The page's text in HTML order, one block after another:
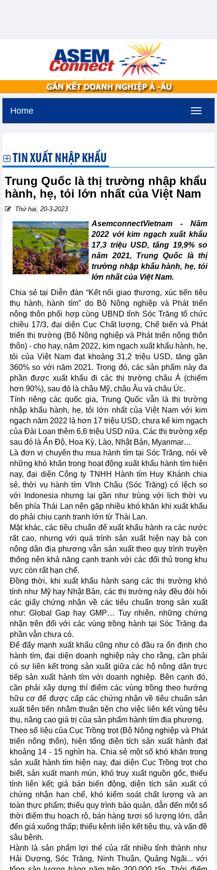
Home
TIN XUẤT NHẬP KHẨU
Trung Quốc là thị trường nhập khẩu
hành, hẹ, tỏi lớn nhất của Việt Nam
Thứ hai, 20-3-2023
AsemconnectVietnam - Năm
2022 với kim ngạch xuất khẩu
17,3 triệu USD, tăng 19,9% so
năm 2021, Trung Quốc là thị
trường nhập khẩu hành, hẹ, tỏi
lớn nhất của Việt Nam.
Chia sẻ tại Diễn đàn “Kết nối giao thương, xúc tiến tiêu
thụ hành, hành tím” do Bộ Nông nghiệp và Phát triển
nông thôn phối hợp cùng UBND tỉnh Sóc Trăng tổ chức
chiều 17/3, đại diện Cục Chất lượng, Chế biến và Phát
triển thị trường (Bộ Nông nghiệp và Phát triển nông thôn
thôn) - cho hay, năm 2022, kim ngạch xuất khẩu hành, hẹ,
tỏi của Việt Nam đạt khoảng 31,2 triệu USD, tăng gần
360% so với năm 2021. Trong đó, các sản phẩm này đa
phần được xuất khẩu đi các thị trường châu Á (chiếm
hơn 90%), sau đó là châu Mỹ, châu Âu và châu Úc.
Tính riêng các quốc gia, Trung Quốc vẫn là thị trường
nhập khẩu hành, hẹ, tỏi lớn nhất của Việt Nam với kim
ngạch năm 2022 là hơn 17 triệu USD, chưa kể kim ngạch
của Đài Loan thêm 6,6 triệu USD nữa. Các thị trường xếp
sau đó là Ấn Độ, Hoa Kỳ, Lào, Nhật Bản, Myanmar…
Là đơn vị chuyên thu mua hành tím tại Sóc Trăng, nói về
những khó khăn trong hoạt động xuất khẩu hành tím hiện
nay, đại diện Công ty TNHH Hành tím Huy Khánh chia
sẻ, thời vụ hành tím Vĩnh Châu (Sóc Trăng) có lệch so
với Indonesia nhưng lại gần như trùng với lịch thời vụ
bên phía Thái Lan nên gặp nhiều khó khăn khi xuất khẩu
do phải chịu cạnh tranh lớn từ Thái Lan.
Mặt khác, các tiêu chuẩn để xuất khẩu hành ra các nước
rất cao, nhưng với quá trình sản xuất hiện nay bà con
nông dân địa phương vẫn sản xuất theo quy trình truyền
thống nên khả năng cạnh tranh với các đối thủ trong khu
vực còn rất hạn chế.
Đồng thời, khi xuất khẩu hành sang các thị trường khó
tính như Mỹ hay Nhật Bản, các thị trường này đều đòi hỏi
các giấy chứng nhận về các tiêu chuẩn trong sản xuất
như: Global Gap hay GMP… Tuy nhiên, những chứng
nhận trên đối với các vùng trồng hành tại Sóc Trăng đa
phần vẫn chưa có.
Để đẩy mạnh xuất khẩu cũng như có đầu ra ổn định cho
hành tím, đại diện doanh nghiệp này cho rằng, cần phải
có sự liên kết trong sản xuất giữa các hộ nông dân trực
tiếp sản xuất hành tím với doanh nghiệp. Bên cạnh đó,
cần phải xây dựng thí điểm các vùng trồng theo hướng
hữu cơ để được cấp các chứng nhận về tiêu chuẩn sản
xuất tiên tiến nhằm thuận tiện cho việc liên kết vùng tiêu
thụ, nâng cao giá trị của sản phẩm hành tím địa phương.
Theo số liệu của Cục Trồng trọt (Bộ Nông nghiệp và Phát
triển nông thôn), hiện tổng diện tích sản xuất hành đạt
khoảng 14 - 15 nghìn ha. Chia sẻ một số khó khăn trong
sản xuất hành tím hiện nay, đại diện Cục Trồng trọt cho
biết, sản xuất manh mún, khó truy xuất nguồn gốc, thiếu
tính liên kết; giá bán biến động, diện tích sản xuất có
chứng nhận hạn chế, khó kiểm soát chất lượng và an
toàn thực phẩm; thiếu quy trình bảo quản, dẫn đến một số
thời điểm thu hoạch rộ, bán hàng tươi số lượng lớn, dẫn
đến giá xuống thấp; thiếu kênh liên kết tiêu thụ, và vấn đề
sâu bệnh.
Hành là sản phẩm lợi thế của rất nhiều tỉnh thành như
Hải Dương, Sóc Trăng, Ninh Thuận, Quảng Ngãi... với